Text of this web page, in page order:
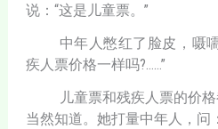
说：“这是儿童票。”
中年人憋红了脸皮，嗫
疾人票价格一样吗?……”
儿童票和残疾人票的价
当然知道。她打量中年人，问